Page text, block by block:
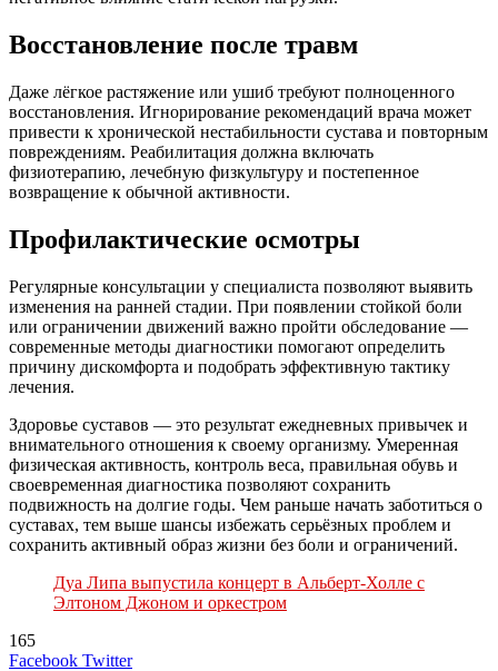
Восстановление после травм
Даже лёгкое растяжение или ушиб требуют полноценного
восстановления. Игнорирование рекомендаций врача может
привести к хронической нестабильности сустава и повторным
повреждениям. Реабилитация должна включать
физиотерапию, лечебную физкультуру и постепенное
возвращение к обычной активности.
Профилактические осмотры
Регулярные консультации у специалиста позволяют выявить
изменения на ранней стадии. При появлении стойкой боли
или ограничении движений важно пройти обследование —
современные методы диагностики помогают определить
причину дискомфорта и подобрать эффективную тактику
лечения.
Здоровье суставов — это результат ежедневных привычек и
внимательного отношения к своему организму. Умеренная
физическая активность, контроль веса, правильная обувь и
своевременная диагностика позволяют сохранить
подвижность на долгие годы. Чем раньше начать заботиться о
суставах, тем выше шансы избежать серьёзных проблем и
сохранить активный образ жизни без боли и ограничений.
Дуа Липа выпустила концерт в Альберт-Холле с
Элтоном Джоном и оркестром
165
Facebook TwitterLinkedIn
Tumblr
Reddit
Вконтакте
Одноклассники
Skype
Messenger
Messenger
WhatsApp
Telegram
Viber
Line
Поделиться
Печатать